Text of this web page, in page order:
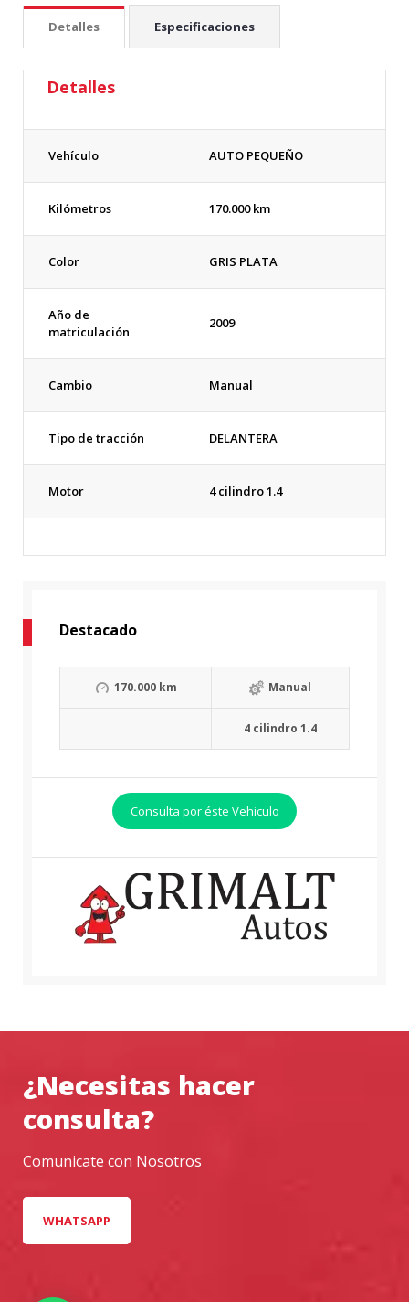
Detalles Especificaciones
Detalles
Vehículo AUTO PEQUEÑO
Kilómetros 170.000 km
Color GRIS PLATA
Año de
matriculación
2009
Cambio Manual
Tipo de tracción DELANTERA
Motor 4 cilindro 1.4
Destacado
170.000 km Manual
4 cilindro 1.4
Consulta por éste Vehiculo
¿Necesitas hacer
consulta?
Comunicate con Nosotros
WHATSAPP